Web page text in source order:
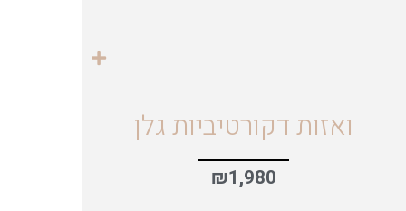
ואזות דקורטיביות גלן
₪1,980